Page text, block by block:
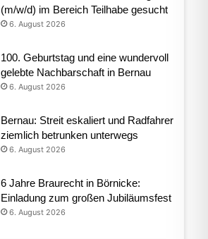
(m/w/d) im Bereich Teilhabe gesucht
6. August 2026
100. Geburtstag und eine wundervoll
gelebte Nachbarschaft in Bernau
6. August 2026
Bernau: Streit eskaliert und Radfahrer
ziemlich betrunken unterwegs
6. August 2026
6 Jahre Braurecht in Börnicke:
Einladung zum großen Jubiläumsfest
6. August 2026